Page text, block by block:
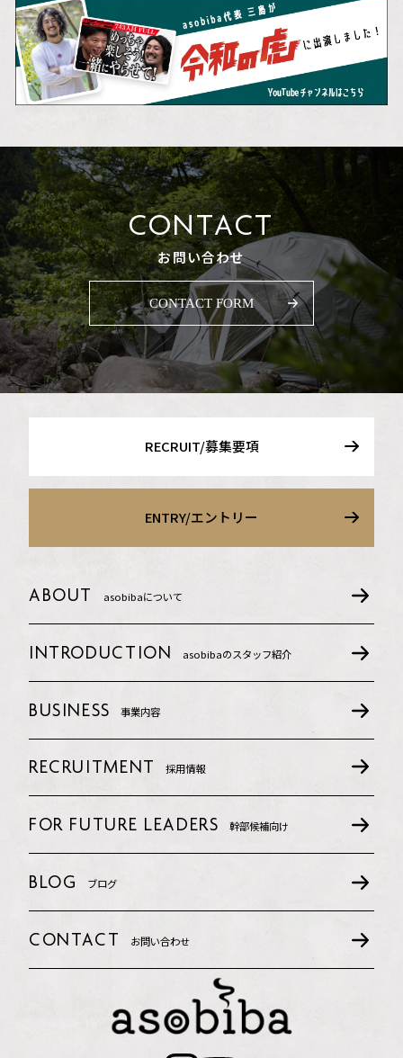
CONTACT
お問い合わせ
CONTACT FORM
RECRUIT/募集要項
ENTRY/エントリー
ABOUT asobibaについて
INTRODUCTION asobibaのスタッフ紹介
BUSINESS 事業内容
RECRUITMENT 採用情報
FOR FUTURE LEADERS 幹部候補向け
BLOG ブログ
CONTACT お問い合わせ